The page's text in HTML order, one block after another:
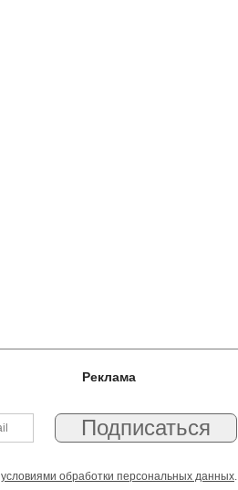
Реклама
условиями обработки персональных данных.